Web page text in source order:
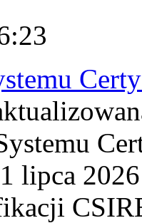
lipca